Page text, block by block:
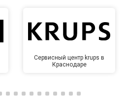
Сервисный центр krups в
Краснодаре